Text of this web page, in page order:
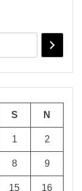
S N
1 2
8 9
15 16